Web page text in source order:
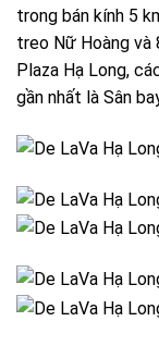
trong bán kính 5
treo Nữ Hoàng
Plaza Hạ Long,
gần nhất là Sân